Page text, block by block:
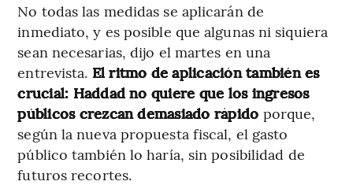
No todas las medidas se aplicarán de
inmediato, y es posible que algunas ni siquiera
sean necesarias, dijo el martes en una
entrevista. El ritmo de aplicación también es
crucial: Haddad no quiere que los ingresos
públicos crezcan demasiado rápido porque,
según la nueva propuesta fiscal, el gasto
público también lo haría, sin posibilidad de
futuros recortes.